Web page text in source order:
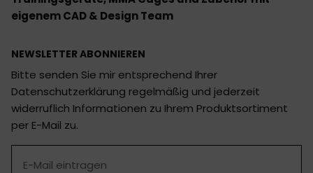
eigenem CAD & Design Team
NEWSLETTER ABONNIEREN
Bitte senden Sie mir entsprechend Ihrer
Datenschutzerklärung regelmäßig und jederzeit
widerruflich Informationen zu Ihrem Produktsortiment
per E-Mail zu.